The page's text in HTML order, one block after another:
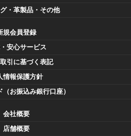
・革製品・その他
規会員登録
安心サービス
引に基づく表記
情報保護方針
お振込み銀行口座）
会社概要
店舗概要